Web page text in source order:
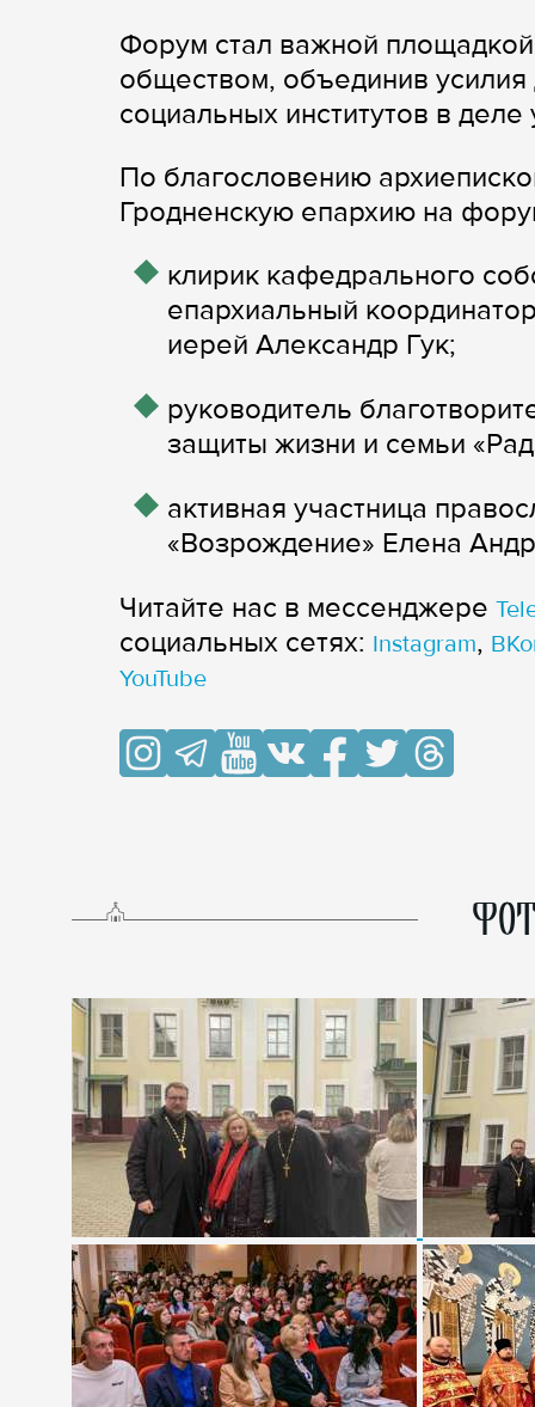
Форум стал важной
обществом, объединив усилия
социальных институтов в
По благословению
Гродненскую епархию на
клирик кафедрального
епархиальный
иерей Александр Гук;
руководитель
защиты жизни и семьи
активная участница
«Возрождение» Елена
Читайте нас в мессенджере
cоциальных сетях: Instagram,
YouTube